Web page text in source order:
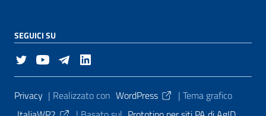
SEGUICI SU
Sezione Link Utili
Privacy | Realizzato con WordPress | Tema grafico